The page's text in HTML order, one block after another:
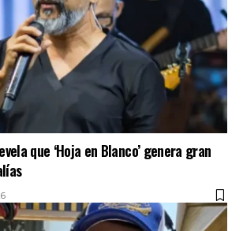
que ‘Hoja en Blanco’ genera gran